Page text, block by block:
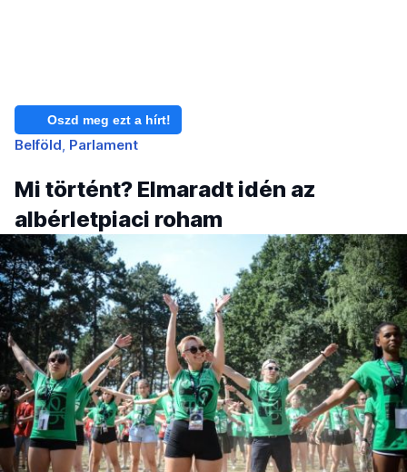
Oszd meg ezt a hírt!
Belföld Parlament
Mi történt? Elmaradt idén az
albérletpiaci roham